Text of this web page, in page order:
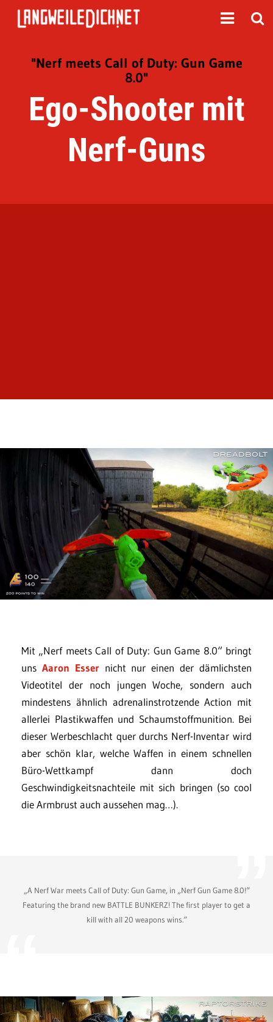
"Nerf meets Call of Duty: Gun Game
8.0"
Ego-Shooter mit
Nerf-Guns
Mit „Nerf meets Call of Duty: Gun Game 8.0“ bringt
uns Aaron Essernicht nur einen der dämlichsten
Videotitel der noch jungen Woche, sondern auch
mindestens ähnlich adrenalinstrotzende Action mit
allerlei Plastikwaffen und Schaumstoffmunition. Bei
dieser Werbeschlacht quer durchs Nerf-Inventar wird
aber schön klar, welche Waffen in einem schnellen
Büro-Wettkampf dann doch
Geschwindigkeitsnachteile mit sich bringen (so cool
die Armbrust auch aussehen mag…).
„A Nerf War meets Call of Duty: Gun Game, in „Nerf Gun Game 8.0!“
Featuring the brand new BATTLE BUNKERZ! The first player to get a
kill with all 20 weapons wins.“